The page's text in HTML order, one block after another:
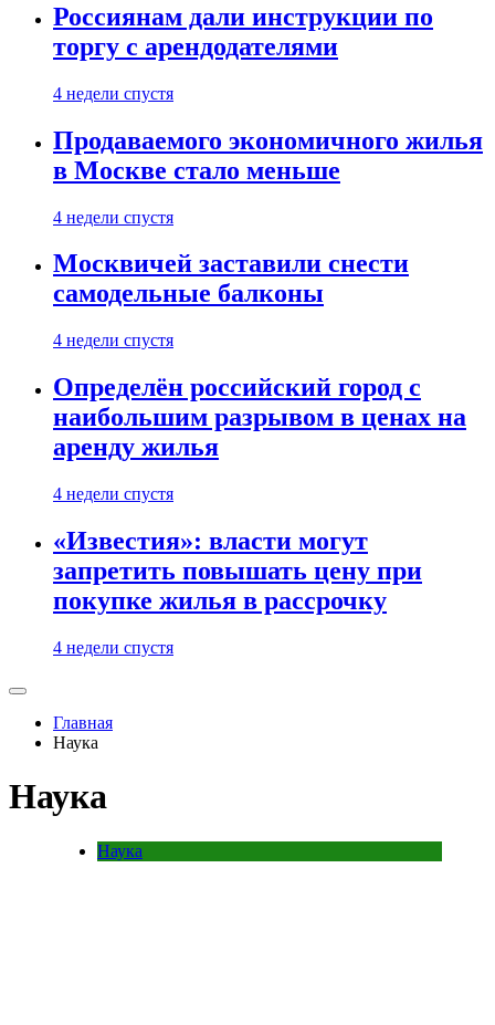
Россиянам дали инструкции по
торгу с арендодателями
4 недели спустя
Продаваемого экономичного жилья
в Москве стало меньше
4 недели спустя
Москвичей заставили снести
самодельные балконы
4 недели спустя
Определён российский город с
наибольшим разрывом в ценах на
аренду жилья
4 недели спустя
«Известия»: власти могут
запретить повышать цену при
покупке жилья в рассрочку
4 недели спустя
Главная
Наука
Наука
Наука